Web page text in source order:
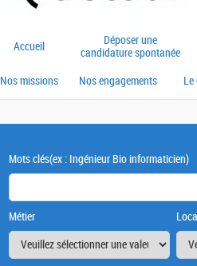
Accueil
Déposer une
candidature spontanée
Nos missions Nos engagements Le
Mots clés(ex : Ingénieur Bio informaticien)
Métier